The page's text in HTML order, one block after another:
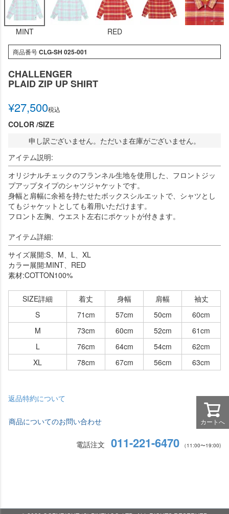
MINT RED
商品番号CLG-SH 025-001
CHALLENGER
PLAID ZIP UP SHIRT
¥27,500税込
COLOR SIZE
申し訳ございません。ただいま在庫がございません。
アイテム説明:
オリジナルチェックのフランネル生地を使用した、フロントジッ
プアップタイプのシャツジャケットです。
身幅と肩幅に余裕を持たせたボックスシルエットで、シャツとし
てもジャケットとしても着用いただけます。
フロント左胸、ウエスト左右にポケットが付きます。
アイテム詳細:
サイズ展開:S、M、L、XL
カラー展開:MINT、RED
素材:COTTON100%
SIZE詳細 着丈 身幅 肩幅
袖丈
S
71cm 57cm 50cm
60cm
M
73cm 60cm 52cm
61cm
L
76cm 64cm 54cm
62cm
XL
78cm 67cm 56cm 63cm
返品特約について
商品についてのお問い合わせ
電話注文 011-221-6470 （11:00〜19:00)
カートへ